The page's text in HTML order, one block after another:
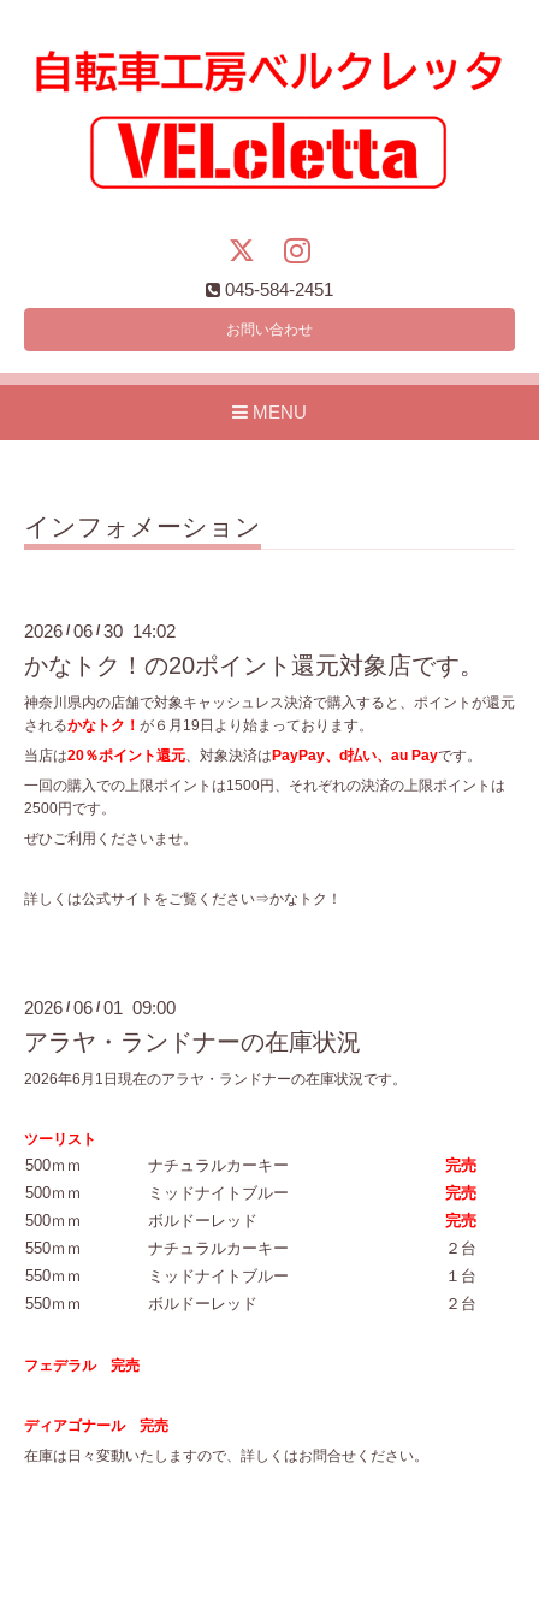
045-584-2451
お問い合わせ
MENU
インフォメーション
2026 /06 /30 14:02
かなトク！の20ポイント還元対象店です。
神奈川県内の店舗で対象キャッシュレス決済で購入すると、ポイントが還元
されるかなトク！ が６月19日より始まっております。
当店は20％ポイント還元 、対象決済はPayPay、d払い、au Payです。
一回の購入での上限ポイントは1500円、それぞれの決済の上限ポイントは
2500円です。
ぜひご利用くださいませ。
詳しくは公式サイトをご覧ください⇒かなトク！
2026 /06 /01 09:00
アラヤ・ランドナーの在庫状況
2026年6月1日現在のアラヤ・ランドナーの在庫状況です。
ツーリスト
500ｍｍ ナチュラルカーキー
完売
500ｍｍ
ミッドナイトブルー
完売
500ｍｍ
ボルドーレッド
完売
550ｍｍ
ナチュラルカーキー
２台
550ｍｍ
ミッドナイトブルー
１台
550ｍｍ
ボルドーレッド ２台
フェデラル 完売
ディアゴナール 完売
在庫は日々変動いたしますので、詳しくはお問合せください。